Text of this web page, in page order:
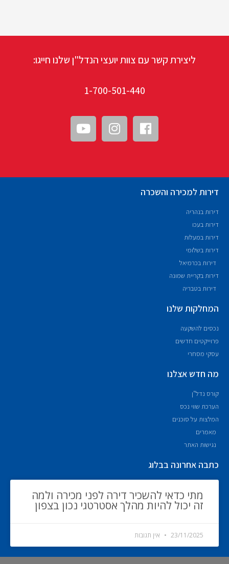
ליצירת קשר עם צוות יועצי הנדל"ן שלנו חייגו:
1-700-501-440
דירות למכירה והשכרה
דירות בנהריה
דירות בעכו
דירות במעלות
דירות בשלומי
דירות בכרמיאל
דירות בקריית שמונה
דירות בטבריה
המחלקות שלנו
נכסים להשקעה
פרוייקטים חדשים
עסקי מסחרי
מה חדש אצלנו
קורס נדל"ן
הערכת שווי נכס
המלצות על סוכנים
מאמרים
נגישות האתר
כתבה אחרונה בבלוג
מתי כדאי להשכיר דירה לפני מכירה ולמה
זה יכול להיות מהלך אסטרטגי נכון בצפון
23/11/2025 אין תגובות